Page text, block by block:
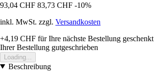
93,04 CHF 83,73 CHF -10%
inkl. MwSt. zzgl. Versandkosten
+4,19 CHF für Ihre nächste Bestellung geschenkt
Ihrer Bestellung gutgeschrieben
Loading...
Beschreibung